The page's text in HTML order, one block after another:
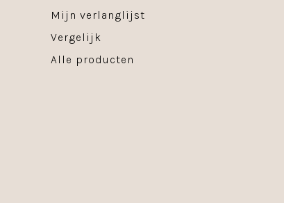
Mijn verlanglijst
Vergelijk
Alle producten